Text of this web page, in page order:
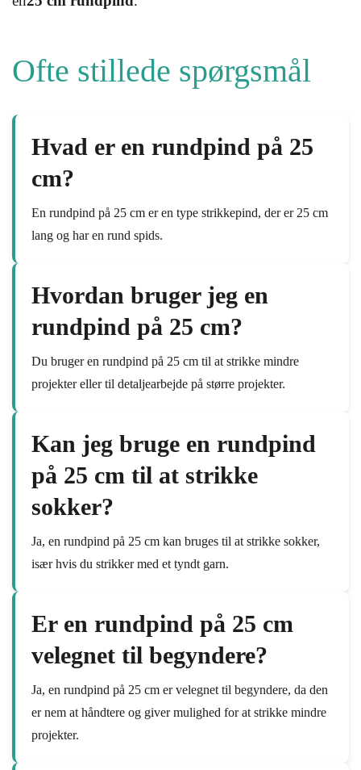
Ofte stillede spørgsmål
Hvad er en rundpind på 25
cm?
En rundpind på 25 cm er en type strikkepind, der er 25 cm
lang og har en rund spids.
Hvordan bruger jeg en
rundpind på 25 cm?
Du bruger en rundpind på 25 cm til at strikke mindre
projekter eller til detaljearbejde på større projekter.
Kan jeg bruge en rundpind
på 25 cm til at strikke
sokker?
Ja, en rundpind på 25 cm kan bruges til at strikke sokker,
især hvis du strikker med et tyndt garn.
Er en rundpind på 25 cm
velegnet til begyndere?
Ja, en rundpind på 25 cm er velegnet til begyndere, da den
er nem at håndtere og giver mulighed for at strikke mindre
projekter.